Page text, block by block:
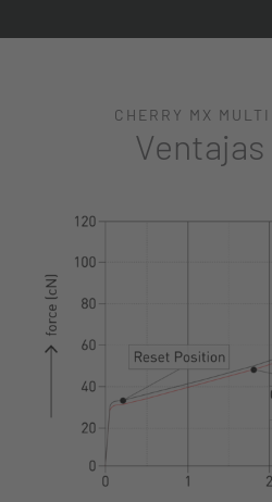
CHERRY MX
Ventajas